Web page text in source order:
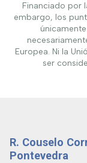
Financiado por
embargo, los
Europea. Ni la
ser
R. Couselo
Pontevedra